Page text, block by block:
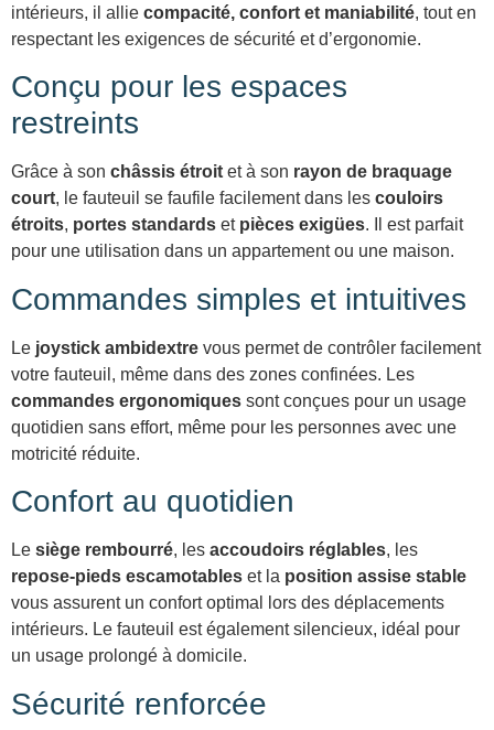
intérieurs, il allie compacité, confort et maniabilité, tout en
respectant les exigences de sécurité et d’ergonomie.
Conçu pour les espaces
restreints
Grâce à son châssis étroit et à son rayon de braquage
court, le fauteuil se faufile facilement dans les couloirs
étroits, portes standards et pièces exigües. Il est parfait
pour une utilisation dans un appartement ou une maison.
Commandes simples et intuitives
Le joystick ambidextre vous permet de contrôler facilement
votre fauteuil, même dans des zones confinées. Les
commandes ergonomiques sont conçues pour un usage
quotidien sans effort, même pour les personnes avec une
motricité réduite.
Confort au quotidien
Le siège rembourré, les accoudoirs réglables, les
repose-pieds escamotables et la position assise stable
vous assurent un confort optimal lors des déplacements
intérieurs. Le fauteuil est également silencieux, idéal pour
un usage prolongé à domicile.
Sécurité renforcée